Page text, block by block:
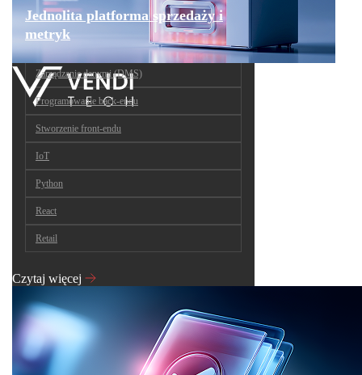
Jednolita platforma sprzedaży i
metryk
Zarządzanie danymi (DMS)
Programowanie back-endu
Stworzenie front-endu
IoT
Python
React
Retail
Czytaj więcej